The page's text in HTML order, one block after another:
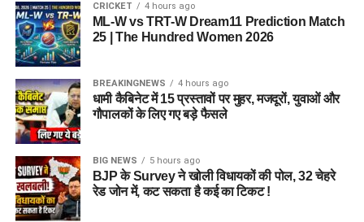
CRICKET 4 hours ago
ML-W vs TRT-W Dream11 Prediction Match
25 | The Hundred Women 2026
BREAKINGNEWS 4 hours ago
धामी कैबिनेट में 15 प्रस्तावों पर मुहर, मजदूरों, युवाओं और
गौपालकों के लिए गए बड़े फैसले
BIG NEWS 5 hours ago
BJP के Survey ने खोली विधायकों की पोल, 32 चेहरे
रेड जोन में, कट सकता है कई का टिकट !